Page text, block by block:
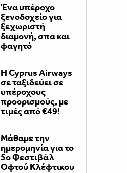
Ένα υπέροχο
ξενοδοχείο για
ξεχωριστή
διαμονή, σπα και
φαγητό
H Cyprus Airways
σε ταξιδεύει σε
υπέροχους
προορισμούς, με
τιμές από €49!
Μάθαμε την
ημερομηνία για το
5ο Φεστιβάλ
Οφτού Κλέφτικου